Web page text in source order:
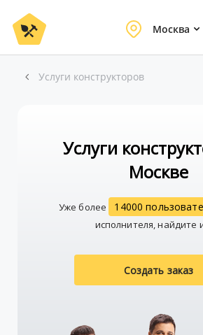
Москва
Услуги конструкторов
Услуги
Москве
Уже более 14000
исполнителя, найдите
Создать заказ